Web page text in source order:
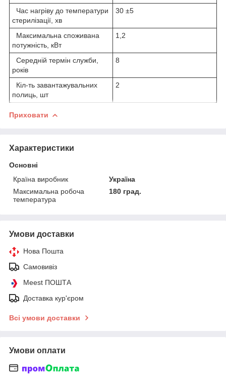
Час нагріву до температури
стерилізації, хв
30 ±5
Максимальна споживана
потужність, кВт
1,2
Середній термін служби,
років
8
Кіл-ть завантажувальних
полиць, шт
2
Приховати
Характеристики
Основні
Країна виробник
Україна
Максимальна робоча
температура
180 град.
Умови доставки
Нова Пошта
Самовивіз
Meest ПОШТА
Доставка кур'єром
Всі умови доставки
Умови оплати